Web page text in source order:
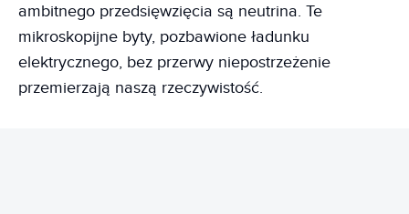
ambitnego przedsięwzięcia są neutrina. Te
mikroskopijne byty, pozbawione ładunku
elektrycznego, bez przerwy niepostrzeżenie
przemierzają naszą rzeczywistość.